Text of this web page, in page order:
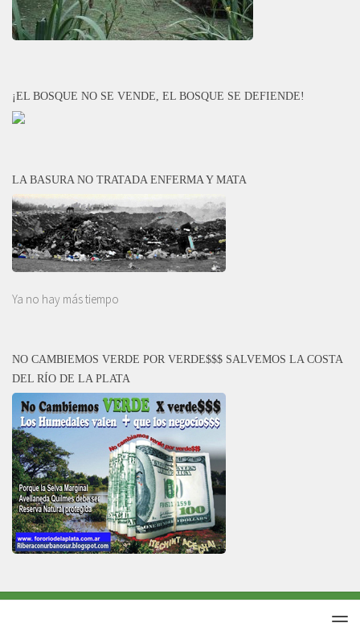
¡EL BOSQUE NO SE VENDE, EL BOSQUE SE DEFIENDE!
LA BASURA NO TRATADA ENFERMA Y MATA
Ya no hay más tiempo
NO CAMBIEMOS VERDE POR VERDE$$$ SALVEMOS LA COSTA
DEL RÍO DE LA PLATA